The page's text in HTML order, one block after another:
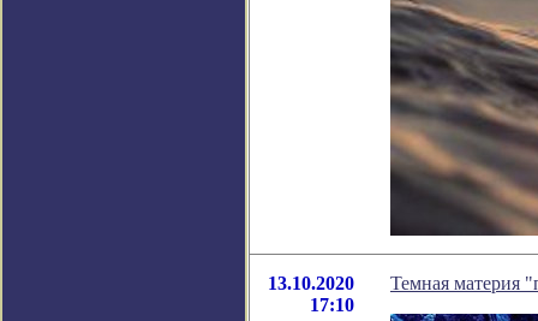
13.10.2020
17:10
Темная материя